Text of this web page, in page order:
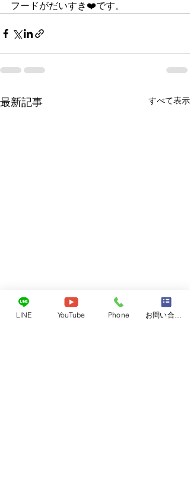
フードがだいすき❤️です。
最新記事 すべて表示
LINE YouTube Phone お問い合わせフォーム